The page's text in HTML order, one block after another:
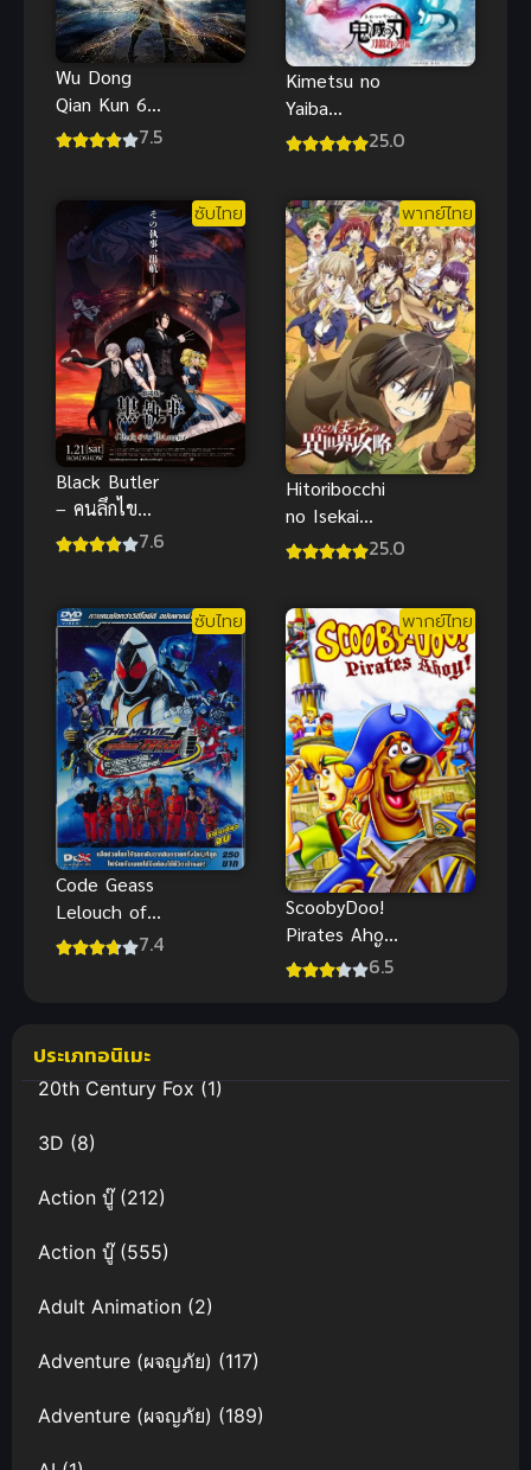
Wu Dong
Qian Kun 6
(Martial
พิภพ ภาค 6
7.5
Kimetsu no
Yaiba
Katanakaji no
25.0
ซับไทย
Black Butler
– คนลึกไข
ปริศนาลับ เด
Atlantic ซับ
ไทย
7.6
พากย์ไทย
Hitoribocchi
no Isekai
Kouryaku ซับ25.0
ซับไทย
Code Geass
Lelouch of
the
ลูลูช ซับไทย
7.4
พากย์ไทย
ScoobyDoo!
Pirates Ahoy!
(2006) สคูบี้ดู
6.5
ประเภทอนิเมะ
20th Century Fox(1)
3D (8)
Action บู๊(212)
Action บู๊(555)
Adult Animation (2)
Adventure (ผจญภัย) (117)
Adventure (ผจญภัย) (189)